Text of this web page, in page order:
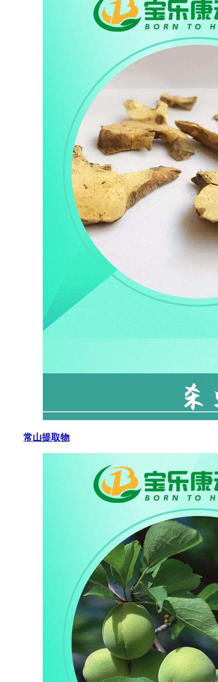
常山提取物